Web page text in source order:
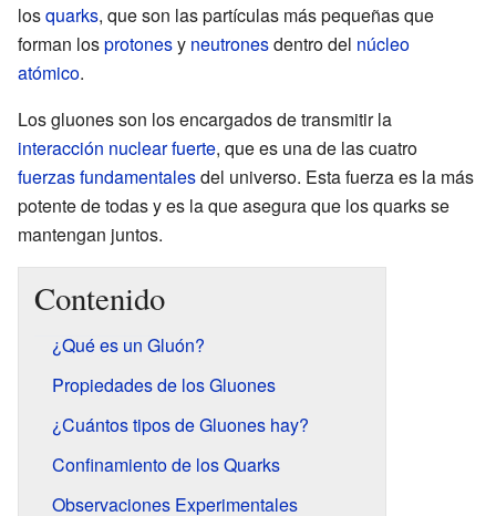
losquarks, que son las partículas más pequeñas que
forman losprotonesy neutronesdentro del núcleo
atómico.
Los gluones son los encargados de transmitir la
interacción nuclear fuerte, que es una de las cuatro
fuerzas fundamentalesdel universo. Esta fuerza es la más
potente de todas y es la que asegura que los quarks se
mantengan juntos.
Contenido
¿Qué es un Gluón?
Propiedades de los Gluones
¿Cuántos tipos de Gluones hay?
Confinamiento de los Quarks
Observaciones Experimentales